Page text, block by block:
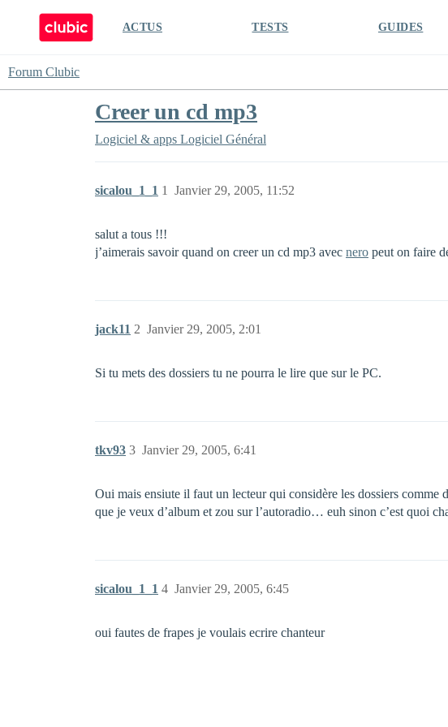
ACTUS TESTS GUIDES
Forum Clubic
Creer un cd mp3
Logiciel & apps Logiciel Général
sicalou_1_1 Janvier 29, 2005, 11:52
1
salut a tous !!!
j’aimerais savoir quand on creer un cd mp3 avec nero peut on faire
jack11 Janvier 29, 2005, 2:01
2
Si tu mets des dossiers tu ne pourra le lire que sur le PC.
tkv93 Janvier 29, 2005, 6:41
3
Oui mais ensiute il faut un lecteur qui considère les dossiers
que je veux d’album et zou sur l’autoradio… euh sinon c’est quoi
sicalou_1_1 Janvier 29, 2005, 6:45
4
oui fautes de frapes je voulais ecrire chanteur